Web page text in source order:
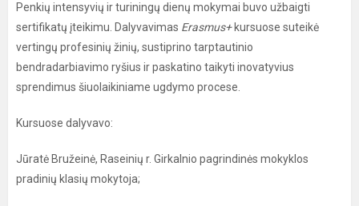
Penkių intensyvių ir turiningų dienų mokymai buvo užbaigti
sertifikatų įteikimu. Dalyvavimas Erasmus+kursuose suteikė
vertingų profesinių žinių, sustiprino tarptautinio
bendradarbiavimo ryšius ir paskatino taikyti inovatyvius
sprendimus šiuolaikiniame ugdymo procese.
Kursuose dalyvavo:
Jūratė Bružeinė, Raseinių r. Girkalnio pagrindinės mokyklos
pradinių klasių mokytoja;